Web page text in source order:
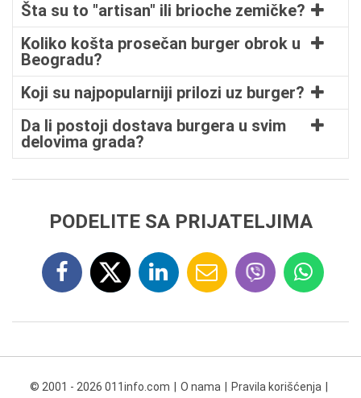
Šta su to "artisan" ili brioche zemičke?
Koliko košta prosečan burger obrok u
Beogradu?
Koji su najpopularniji prilozi uz burger?
Da li postoji dostava burgera u svim
delovima grada?
PODELITE SA PRIJATELJIMA
© 2001 - 2026 011info.com O nama Pravila korišćenja